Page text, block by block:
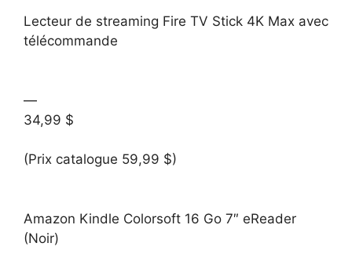
Lecteur de streaming Fire TV Stick 4K Max avec
télécommande
—
34,99 $
(Prix catalogue 59,99 $)
Amazon Kindle Colorsoft 16 Go 7″ eReader
(Noir)